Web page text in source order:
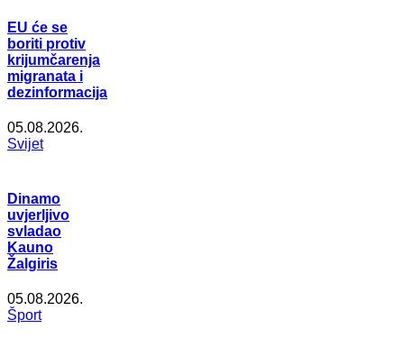
EU će se
boriti protiv
krijumčarenja
migranata i
dezinformacija
05.08.2026.
Svijet
Dinamo
uvjerljivo
svladao
Kauno
Žalgiris
05.08.2026.
Šport